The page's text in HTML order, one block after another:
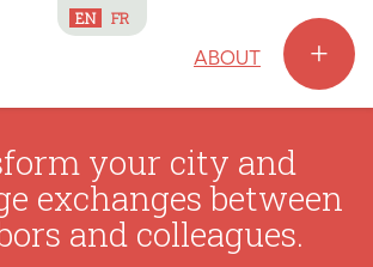
ABOUT +
EN FR
your city and
exchanges between
and colleagues.